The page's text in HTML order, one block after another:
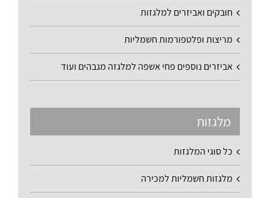
חובקים ואביזרים למלגזות
מריצות ופלטפורמות חשמליות
אביזרים נוספים פחי אשפה למלגזה מגבהים ועוד
מלגזות
כל סוגי המלגזות
מלגזות חשמליות למכירה